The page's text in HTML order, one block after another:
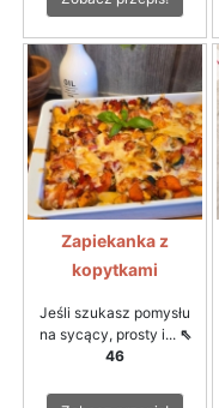
Zapiekanka z
kopytkami
Jeśli szukasz pomysłu
na sycący, prosty i... ⇖
46